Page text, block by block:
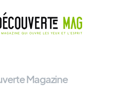
Magazine